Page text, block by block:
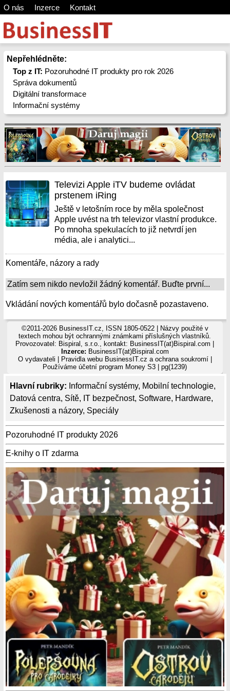
O nás Inzerce Kontakt
Nepřehlédněte:
Top z IT: Pozoruhodné IT produkty pro rok 2026
Správa dokumentů
Digitální transformace
Informační systémy
Hlavní rubriky: Informační systémy, Mobilní technologie,
Datová centra, Sítě, IT bezpečnost, Software, Hardware,
Zkušenosti a názory, Speciály
Pozoruhodné IT produkty 2026
E-knihy o IT zdarma
Televizi Apple iTV budeme ovládat
prstenem iRing
Ještě v letošním roce by měla společnost
Apple uvést na trh televizor vlastní produkce.
Po mnoha spekulacích to již netvrdí jen
média, ale i analytici...
Komentáře, názory a rady
Zatím sem nikdo nevložil žádný komentář. Buďte první...
Vkládání nových komentářů bylo dočasně pozastaveno.
©2011-2026 BusinessIT.cz, ISSN 1805-0522 | Názvy použité v
textech mohou být ochrannými známkami příslušných vlastníků.
Provozovatel: Bispiral, s.r.o., kontakt: BusinessIT(at)Bispiral.com |
Inzerce: BusinessIT(at)Bispiral.com
O vydavateli
Pravidla webu BusinessIT.cz a ochrana soukromí|
Používámeúčetní program Money S3 | pg(1239)